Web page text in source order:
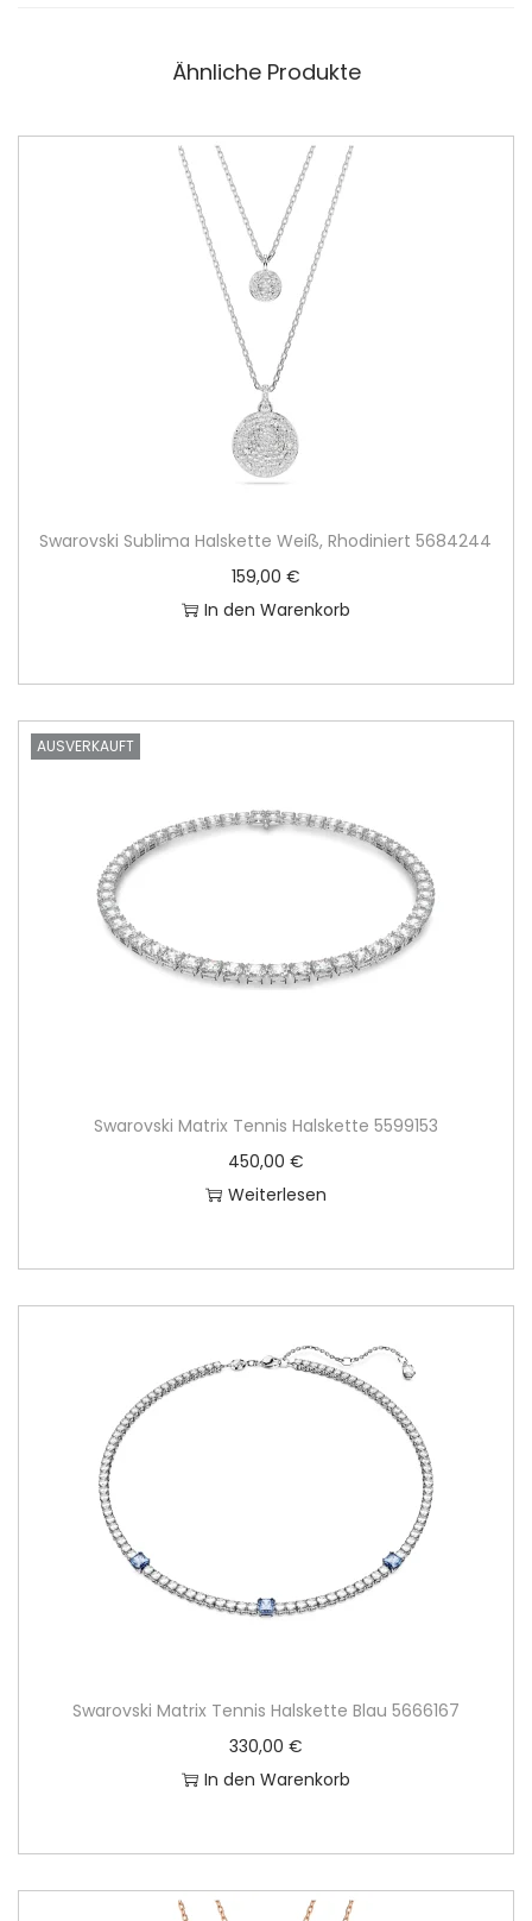
Ähnliche Produkte
Swarovski Sublima Halskette Weiß, Rhodiniert 5684244
159,00 €
In den Warenkorb
AUSVERKAUFT
Swarovski Matrix Tennis Halskette 5599153
450,00 €
Weiterlesen
Swarovski Matrix Tennis Halskette Blau 5666167
330,00 €
In den Warenkorb